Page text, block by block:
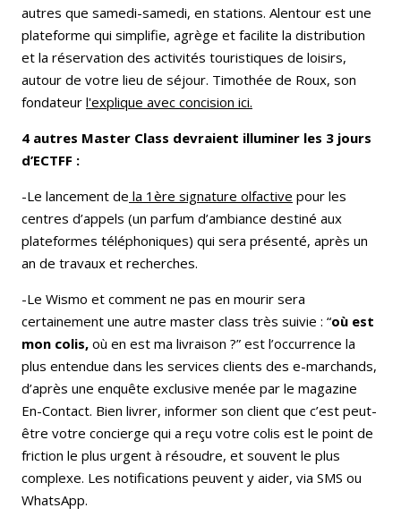
autres que samedi-samedi, en stations. Alentour est une
plateforme qui simplifie, agrège et facilite la distribution
et la réservation des activités touristiques de loisirs,
autour de votre lieu de séjour. Timothée de Roux, son
fondateur l'explique avec concision ici.
4 autres Master Class devraient illuminer les 3 jours
d’ECTFF :
-Le lancement de la 1ère signature olfactive pour les
centres d’appels (un parfum d’ambiance destiné aux
plateformes téléphoniques) qui sera présenté, après un
an de travaux et recherches.
-Le Wismo et comment ne pas en mourir sera
certainement une autre master class très suivie : “où est
mon colis, où en est ma livraison ?” est l’occurrence la
plus entendue dans les services clients des e-marchands,
d’après une enquête exclusive menée par le magazine
En-Contact. Bien livrer, informer son client que c’est peut-
être votre concierge qui a reçu votre colis est le point de
friction le plus urgent à résoudre, et souvent le plus
complexe. Les notifications peuvent y aider, via SMS ou
WhatsApp.